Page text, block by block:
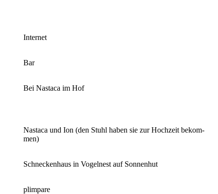
In­ter­net
Bar
Bei Na­sta­ca im Hof
Na­sta­ca und Ion (den Stuhl ha­ben sie zur Hoch­zeit be­kom­
men)
Schne­cken­haus in Vo­gel­nest auf Son­nen­hut
plimpa­re